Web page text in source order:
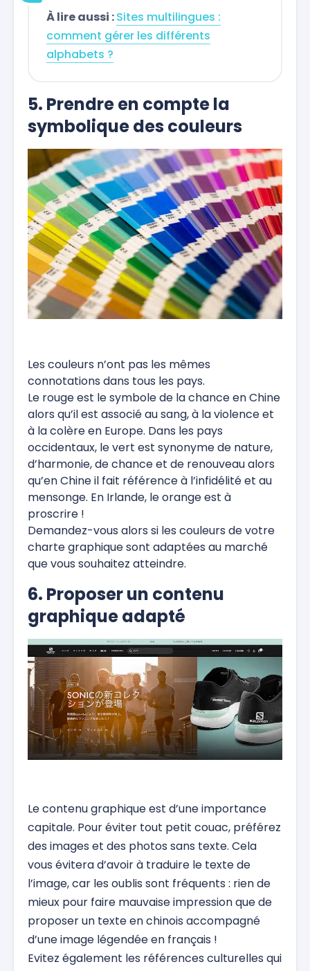
À lire aussi :Sites multilingues :
comment gérer les différents
alphabets ?
5. Prendre en compte la
symbolique des couleurs
Les couleurs n’ont pas les mêmes
connotations dans tous les pays.
Le rouge est le symbole de la chance en Chine
alors qu’il est associé au sang, à la violence et
à la colère en Europe. Dans les pays
occidentaux, le vert est synonyme de nature,
d’harmonie, de chance et de renouveau alors
qu’en Chine il fait référence à l’infidélité et au
mensonge. En Irlande, le orange est à
proscrire !
Demandez-vous alors si les couleurs de votre
charte graphique sont adaptées au marché
que vous souhaitez atteindre.
6. Proposer un contenu
graphique adapté
Le contenu graphique est d’une importance
capitale. Pour éviter tout petit couac, préférez
des images et des photos sans texte. Cela
vous évitera d’avoir à traduire le texte de
l’image, car les oublis sont fréquents : rien de
mieux pour faire mauvaise impression que de
proposer un texte en chinois accompagné
d’une image légendée en français !
Evitez également les références culturelles qui